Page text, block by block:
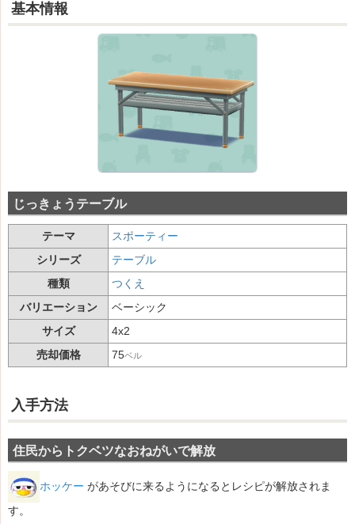
基本情報
じっきょうテーブル
テーマ
スポーティー
シリーズ
テーブル
種類
つくえ
バリエーション
ベーシック
サイズ
4x2
売却価格
75ベル
入手方法
住民からトクベツなおねがいで解放
ホッケー があそびに来るようになるとレシピが解放されま
す。